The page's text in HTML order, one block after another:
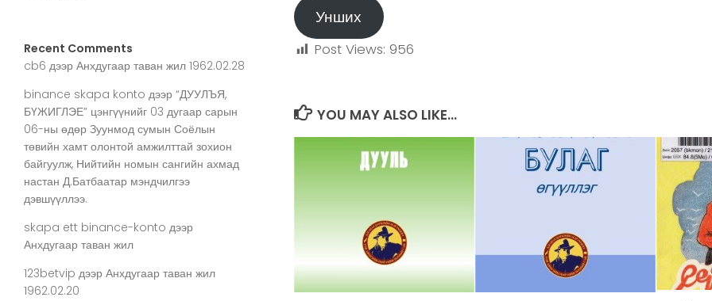
Унших
Post Views: 956
YOU MAY ALSO LIKE...
Recent Comments
cb6 дээр Анхдугаар таван жил 1962.02.28
binance skapa konto дээр “ДУУЛЪЯ,
БҮЖИГЛЭЕ” цэнгүүнийг 03 дугаар сарын
06-ны өдөр Зуунмод сумын Соёлын
төвийн хамт олонтой амжилттай зохион
байгуулж, Нийтийн номын сангийн ахмад
настан Д.Батбаатар мэндчилгээ
дэвшүүллээ.
skapa ett binance-konto дээр
Анхдугаар таван жил
123betvip дээр Анхдугаар таван жил
1962.02.20